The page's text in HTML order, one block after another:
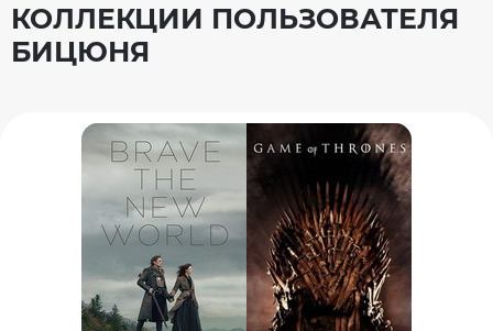
КОЛЛЕКЦИИ ПОЛЬЗОВАТЕЛЯ
БИЦЮНЯ